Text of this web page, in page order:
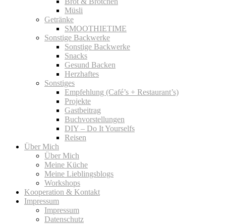
Müsli
Getränke
SMOOTHIETIME
Sonstige Backwerke
Sonstige Backwerke
Snacks
Gesund Backen
Herzhaftes
Sonstiges
Empfehlung (Café’s + Restaurant’s)
Projekte
Gastbeitrag
Buchvorstellungen
DIY – Do It Yourselfs
Reisen
Über Mich
Über Mich
Meine Küche
Meine Lieblingsblogs
Workshops
Kooperation & Kontakt
Impressum
Impressum
Datenschutz